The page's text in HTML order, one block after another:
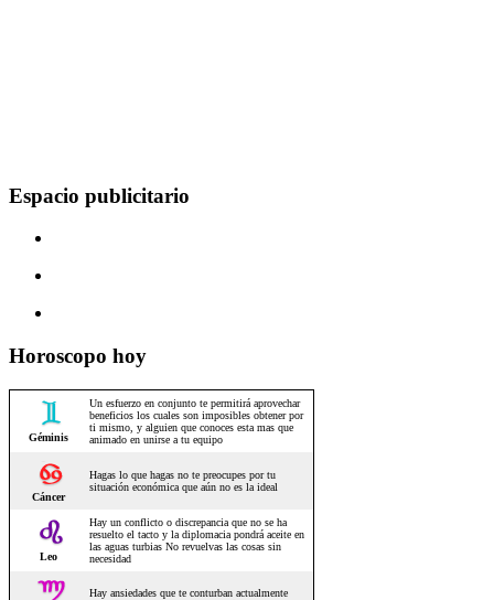
Espacio publicitario
Horoscopo hoy